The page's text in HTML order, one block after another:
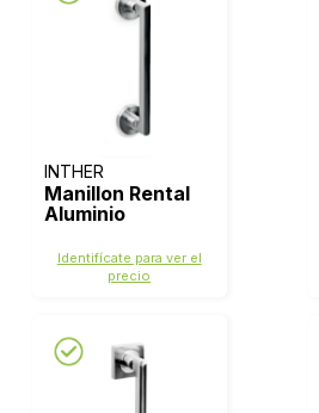
INTHER
Manillon Rental
Aluminio
Identifícate para ver el
precio